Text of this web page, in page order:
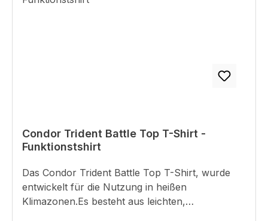
Condor Trident Battle Top T-Shirt -
Funktionstshirt
Das Condor Trident Battle Top T-Shirt, wurde
entwickelt für die Nutzung in heißen
Klimazonen.Es besteht aus leichten,